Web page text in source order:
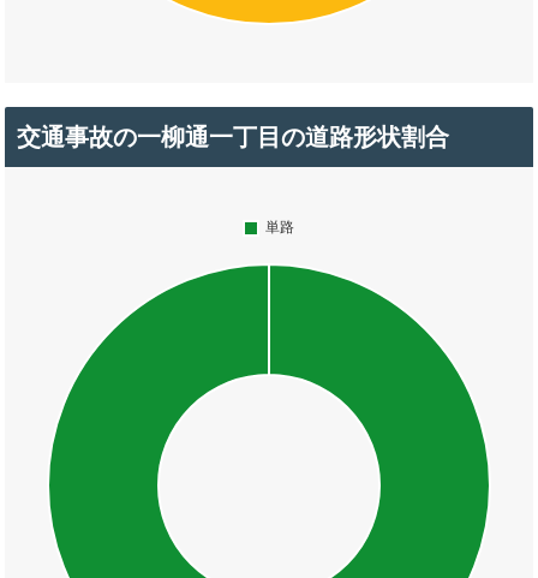
交通事故の一柳通一丁目の道路形状割合